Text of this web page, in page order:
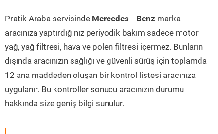
Pratik Araba servisinde Mercedes - Benz marka
aracınıza yaptırdığınız periyodik bakım sadece motor
yağ, yağ filtresi, hava ve polen filtresi içermez. Bunların
dışında aracınızın sağlığı ve güvenli sürüş için toplamda
12 ana maddeden oluşan bir kontrol listesi aracınıza
uygulanır. Bu kontroller sonucu aracınızın durumu
hakkında size geniş bilgi sunulur.